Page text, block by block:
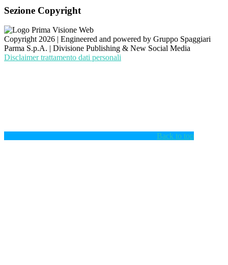
Sezione Copyright
Copyright 2026 | Engineered and powered by Gruppo Spaggiari
Parma S.p.A. | Divisione Publishing & New Social Media
Disclaimer trattamento dati personali
Back to top